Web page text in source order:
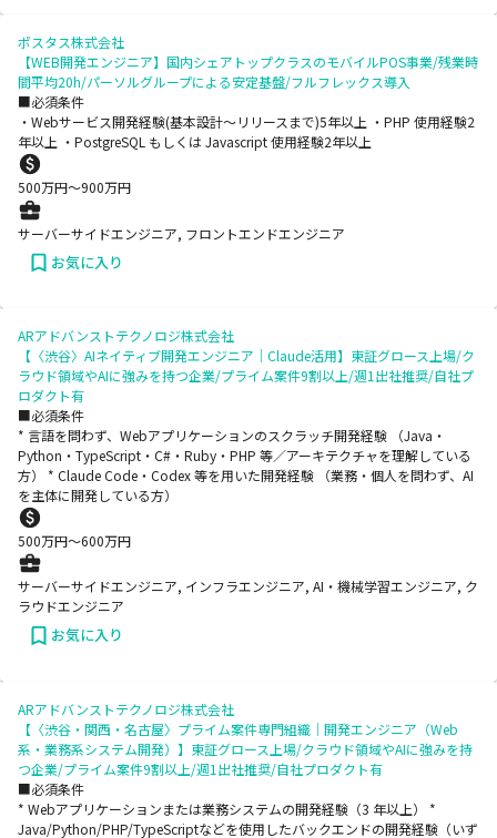
ポスタス株式会社
【WEB開発エンジニア】国内シェアトップクラスのモバイルPOS事業/残業時
間平均20h/パーソルグループによる安定基盤/フルフレックス導入
■必須条件
・Webサービス開発経験(基本設計〜リリースまで)5年以上 ・PHP 使用経験2
年以上 ・PostgreSQL もしくは Javascript 使用経験2年以上
500万円〜900万円
サーバーサイドエンジニア, フロントエンドエンジニア
お気に入り
ARアドバンストテクノロジ株式会社
【〈渋谷〉AIネイティブ開発エンジニア｜Claude活用】東証グロース上場/ク
ラウド領域やAIに強みを持つ企業/プライム案件9割以上/週1出社推奨/自社プ
ロダクト有
■必須条件
* 言語を問わず、Webアプリケーションのスクラッチ開発経験 （Java・
Python・TypeScript・C#・Ruby・PHP 等／アーキテクチャを理解している
方） * Claude Code・Codex 等を用いた開発経験 （業務・個人を問わず、AI
を主体に開発している方）
500万円〜600万円
サーバーサイドエンジニア, インフラエンジニア, AI・機械学習エンジニア, ク
ラウドエンジニア
お気に入り
ARアドバンストテクノロジ株式会社
【〈渋谷・関西・名古屋〉プライム案件専門組織｜開発エンジニア（Web
系・業務系システム開発）】東証グロース上場/クラウド領域やAIに強みを持
つ企業/プライム案件9割以上/週1出社推奨/自社プロダクト有
■必須条件
* Webアプリケーションまたは業務システムの開発経験（3 年以上） *
Java/Python/PHP/TypeScriptなどを使用したバックエンドの開発経験（いず